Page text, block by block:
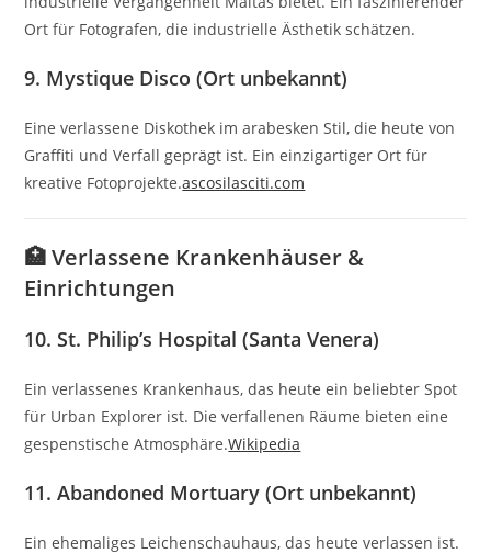
Ort für Fotografen, die industrielle Ästhetik schätzen.
9. Mystique Disco (Ort unbekannt)
Eine verlassene Diskothek im arabesken Stil, die heute von
Graffiti und Verfall geprägt ist. Ein einzigartiger Ort für
kreative Fotoprojekte.ascosilasciti.com
🏥 Verlassene Krankenhäuser &
Einrichtungen
10.St. Philip’s Hospital (Santa Venera)
Ein verlassenes Krankenhaus, das heute ein beliebter Spot
für Urban Explorer ist. Die verfallenen Räume bieten eine
gespenstische Atmosphäre.Wikipedia
11.Abandoned Mortuary (Ort unbekannt)
Ein ehemaliges Leichenschauhaus, das heute verlassen ist.